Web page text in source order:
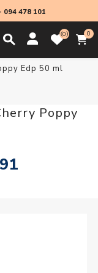
094 478 101
0 0
Edp 50 ml
Poppy